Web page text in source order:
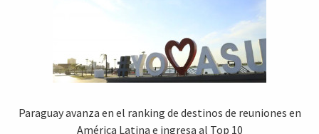
Paraguay avanza en el ranking de destinos de reuniones en
América Latina e ingresa al Top 10